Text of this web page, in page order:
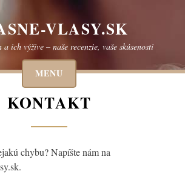
VLASY.SK
a ich výžive – naše recenzie, vaše skúsenosti
MENU
KONTAKT
chybu? Napíšte nám na